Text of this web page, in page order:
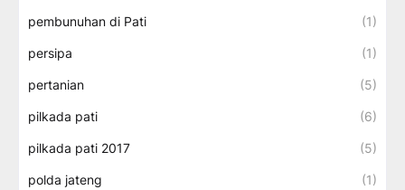
pembunuhan di Pati (1)
persipa (1)
pertanian (5)
pilkada pati (6)
pilkada pati 2017 (5)
polda jateng (1)